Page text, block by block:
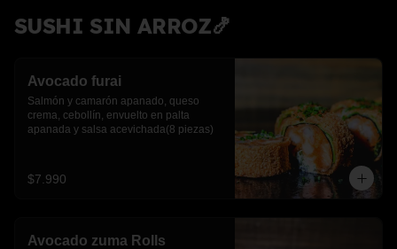
SUSHI SIN ARROZ🍤
Avocado furai
Salmón y camarón apanado, queso
crema, cebollín, envuelto en palta
apanada y salsa acevichada(8 piezas)
$7.990
Avocado zuma Rolls